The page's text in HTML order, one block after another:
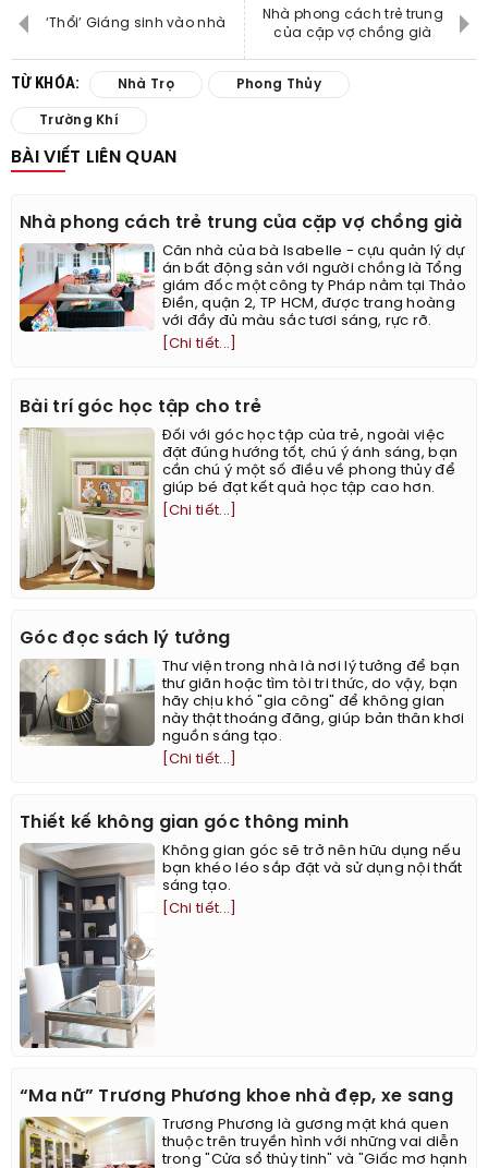
‘Thổi’ Giáng sinh vào nhà
Nhà phong cách trẻ trung
của cặp vợ chồng già
TỪ KHÓA: Nhà Trọ Phong Thủy
Trường Khí
BÀI VIẾT LIÊN QUAN
Nhà phong cách trẻ trung của cặp vợ chồng già
Căn nhà của bà Isabelle - cựu quản lý dự
án bất động sản với người chồng là Tổng
giám đốc một công ty Pháp nằm tại Thảo
Điền, quận 2, TP HCM, được trang hoàng
với đầy đủ màu sắc tươi sáng, rực rỡ.
[Chi tiết...]
Bài trí góc học tập cho trẻ
Đối với góc học tập của trẻ, ngoài việc
đặt đúng hướng tốt, chú ý ánh sáng, bạn
cần chú ý một số điều về phong thủy để
giúp bé đạt kết quả học tập cao hơn.
[Chi tiết...]
Góc đọc sách lý tưởng
Thư viện trong nhà là nơi lý tưởng để bạn
thư giãn hoặc tìm tòi tri thức, do vậy, bạn
hãy chịu khó "gia công" để không gian
này thật thoáng đãng, giúp bản thân khơi
nguồn sáng tạo.
[Chi tiết...]
Thiết kế không gian góc thông minh
Không gian góc sẽ trở nên hữu dụng nếu
bạn khéo léo sắp đặt và sử dụng nội thất
sáng tạo.
[Chi tiết...]
“Ma nữ” Trương Phương khoe nhà đẹp, xe sang
Trương Phương là gương mặt khá quen
thuộc trên truyền hình với những vai diễn
trong "Cửa sổ thủy tinh" và "Giấc mơ hạnh